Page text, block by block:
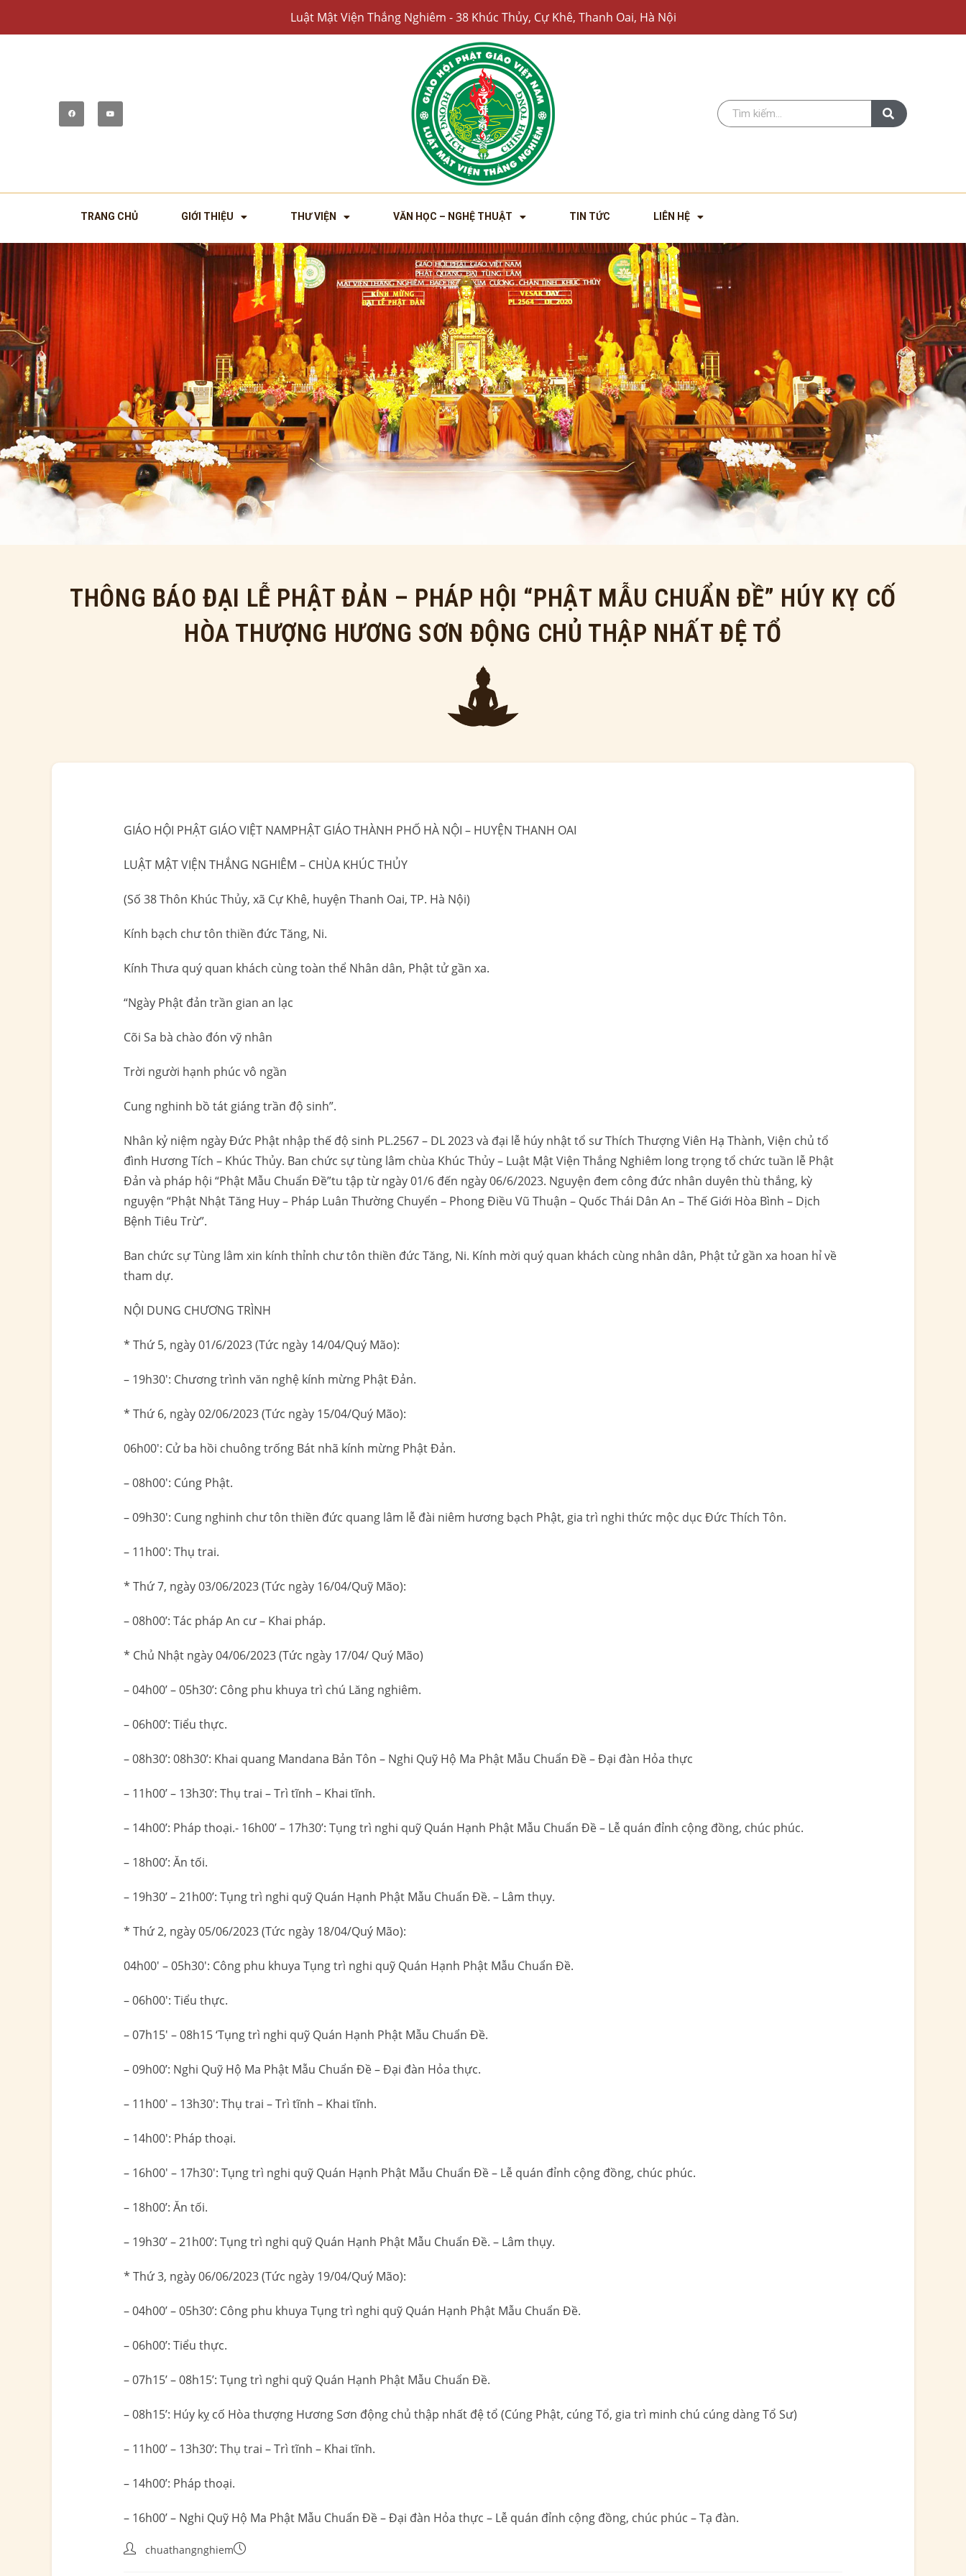
Luật Mật Viện Thắng Nghiêm - 38 Khúc Thủy, Cự Khê, Thanh Oai, Hà Nội
TRANG CHỦ GIỚI THIỆU THƯ VIỆN VĂN HỌC – NGHỆ THUẬT TIN TỨC LIÊN HỆ
THÔNG BÁO ĐẠI LỄ PHẬT ĐẢN – PHÁP HỘI “PHẬT MẪU CHUẨN ĐỀ” HÚY KỴ CỐ
HÒA THƯỢNG HƯƠNG SƠN ĐỘNG CHỦ THẬP NHẤT ĐỆ TỔ
GIÁO HỘI PHẬT GIÁO VIỆT NAMPHẬT GIÁO THÀNH PHỐ HÀ NỘI – HUYỆN THANH OAI
LUẬT MẬT VIỆN THẮNG NGHIÊM – CHÙA KHÚC THỦY
(Số 38 Thôn Khúc Thủy, xã Cự Khê, huyện Thanh Oai, TP. Hà Nội)
Kính bạch chư tôn thiền đức Tăng, Ni.
Kính Thưa quý quan khách cùng toàn thể Nhân dân, Phật tử gần xa.
“Ngày Phật đản trần gian an lạc
Cõi Sa bà chào đón vỹ nhân
Trời người hạnh phúc vô ngần
Cung nghinh bồ tát giáng trần độ sinh”.
Nhân kỷ niệm ngày Đức Phật nhập thế độ sinh PL.2567 – DL 2023 và đại lễ húy nhật tổ sư Thích Thượng Viên Hạ Thành, Viện chủ tổ
đình Hương Tích – Khúc Thủy. Ban chức sự tùng lâm chùa Khúc Thủy – Luật Mật Viện Thắng Nghiêm long trọng tổ chức tuần lễ Phật
Đản và pháp hội “Phật Mẫu Chuẩn Đề”tu tập từ ngày 01/6 đến ngày 06/6/2023. Nguyện đem công đức nhân duyên thù thắng, kỳ
nguyện “Phật Nhật Tăng Huy – Pháp Luân Thường Chuyển – Phong Điều Vũ Thuận – Quốc Thái Dân An – Thế Giới Hòa Bình – Dịch
Bệnh Tiêu Trừ”.
Ban chức sự Tùng lâm xin kính thỉnh chư tôn thiền đức Tăng, Ni. Kính mời quý quan khách cùng nhân dân, Phật tử gần xa hoan hỉ về
tham dự.
NỘI DUNG CHƯƠNG TRÌNH
* Thứ 5, ngày 01/6/2023 (Tức ngày 14/04/Quý Mão):
– 19h30′: Chương trình văn nghệ kính mừng Phật Đản.
* Thứ 6, ngày 02/06/2023 (Tức ngày 15/04/Quý Mão):
06h00′: Cử ba hồi chuông trống Bát nhã kính mừng Phật Đản.
– 08h00′: Cúng Phật.
– 09h30′: Cung nghinh chư tôn thiền đức quang lâm lễ đài niêm hương bạch Phật, gia trì nghi thức mộc dục Đức Thích Tôn.
– 11h00′: Thụ trai.
* Thứ 7, ngày 03/06/2023 (Tức ngày 16/04/Quỹ Mão):
– 08h00’: Tác pháp An cư – Khai pháp.
* Chủ Nhật ngày 04/06/2023 (Tức ngày 17/04/ Quý Mão)
– 04h00’ – 05h30’: Công phu khuya trì chú Lăng nghiêm.
– 06h00’: Tiểu thực.
– 08h30’: 08h30’: Khai quang Mandana Bản Tôn – Nghi Quỹ Hộ Ma Phật Mẫu Chuẩn Đề – Đại đàn Hỏa thực
– 11h00’ – 13h30’: Thụ trai – Trì tĩnh – Khai tĩnh.
– 14h00’: Pháp thoại.- 16h00’ – 17h30’: Tụng trì nghi quỹ Quán Hạnh Phật Mẫu Chuẩn Đề – Lễ quán đỉnh cộng đồng, chúc phúc.
– 18h00’: Ăn tối.
– 19h30’ – 21h00’: Tụng trì nghi quỹ Quán Hạnh Phật Mẫu Chuẩn Đề. – Lâm thụy.
* Thứ 2, ngày 05/06/2023 (Tức ngày 18/04/Quý Mão):
04h00′ – 05h30′: Công phu khuya Tụng trì nghi quỹ Quán Hạnh Phật Mẫu Chuẩn Đề.
– 06h00′: Tiểu thực.
– 07h15′ – 08h15 ‘Tụng trì nghi quỹ Quán Hạnh Phật Mẫu Chuẩn Đề.
– 09h00’: Nghi Quỹ Hộ Ma Phật Mẫu Chuẩn Đề – Đại đàn Hỏa thực.
– 11h00′ – 13h30′: Thụ trai – Trì tĩnh – Khai tĩnh.
– 14h00′: Pháp thoại.
– 16h00′ – 17h30′: Tụng trì nghi quỹ Quán Hạnh Phật Mẫu Chuẩn Đề – Lễ quán đỉnh cộng đồng, chúc phúc.
– 18h00’: Ăn tối.
– 19h30’ – 21h00’: Tụng trì nghi quỹ Quán Hạnh Phật Mẫu Chuẩn Đề. – Lâm thụy.
* Thứ 3, ngày 06/06/2023 (Tức ngày 19/04/Quý Mão):
– 04h00’ – 05h30’: Công phu khuya Tụng trì nghi quỹ Quán Hạnh Phật Mẫu Chuẩn Đề.
– 06h00’: Tiểu thực.
– 07h15’ – 08h15’: Tụng trì nghi quỹ Quán Hạnh Phật Mẫu Chuẩn Đề.
– 08h15’: Húy kỵ cố Hòa thượng Hương Sơn động chủ thập nhất đệ tổ (Cúng Phật, cúng Tổ, gia trì minh chú cúng dàng Tổ Sư)
– 11h00’ – 13h30’: Thụ trai – Trì tĩnh – Khai tĩnh.
– 14h00’: Pháp thoại.
– 16h00’ – Nghi Quỹ Hộ Ma Phật Mẫu Chuẩn Đề – Đại đàn Hỏa thực – Lễ quán đỉnh cộng đồng, chúc phúc – Tạ đàn.
chuathangnghiem